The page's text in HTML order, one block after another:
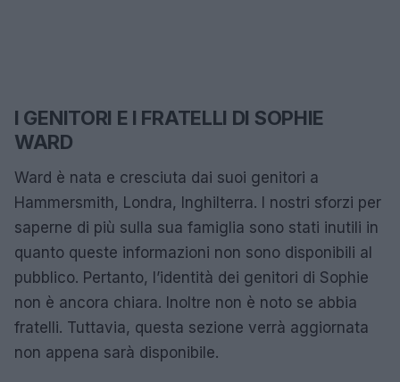
I GENITORI E I FRATELLI DI SOPHIE
WARD
Ward è nata e cresciuta dai suoi genitori a
Hammersmith, Londra, Inghilterra. I nostri sforzi per
saperne di più sulla sua famiglia sono stati inutili in
quanto queste informazioni non sono disponibili al
pubblico. Pertanto, l’identità dei genitori di Sophie
non è ancora chiara. Inoltre non è noto se abbia
fratelli. Tuttavia, questa sezione verrà aggiornata
non appena sarà disponibile.